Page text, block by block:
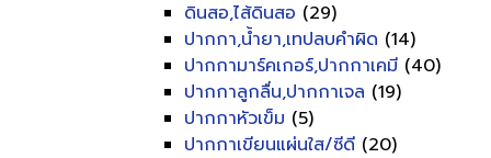
ดินสอ,ไส้ดินสอ (29)
ปากกา,น้ำยา,เทปลบคำผิด (14)
ปากกามาร์คเกอร์,ปากกาเคมี (40)
ปากกาลูกลื่น,ปากกาเจล (19)
ปากกาหัวเข็ม (5)
ปากกาเขียนแผ่นใส/ซีดี (20)